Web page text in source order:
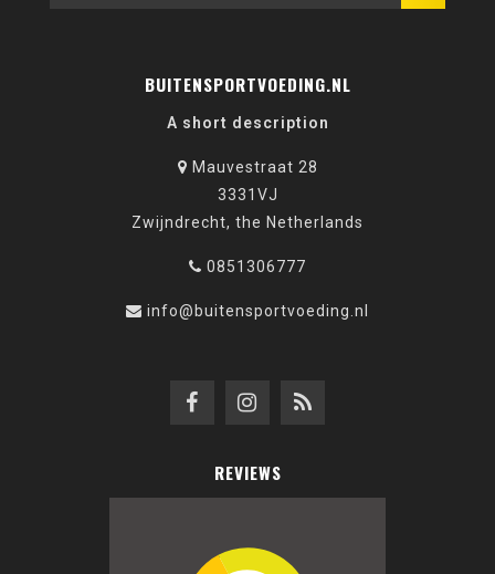
BUITENSPORTVOEDING.NL
A short description
Mauvestraat 28
3331VJ
Zwijndrecht, the Netherlands
0851306777
info@buitensportvoeding.nl
REVIEWS